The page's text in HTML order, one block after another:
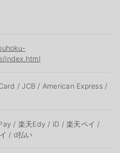
index.html
/ JCB / American Express /
/ 楽天Edy / iD / 楽天ペイ /
/ d払い